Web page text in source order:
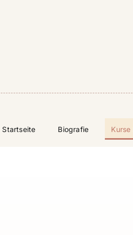
Startseite Biografie Kurse